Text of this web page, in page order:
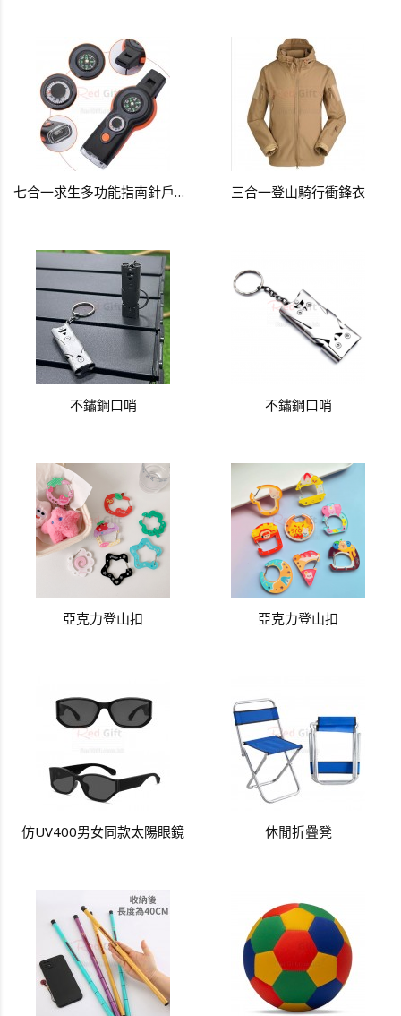
七合一求生多功能指南針戶外口哨 三合一登山騎行衝鋒衣
不鏽鋼口哨 不鏽鋼口哨
亞克力登山扣 亞克力登山扣
仿UV400男女同款太陽眼鏡 休閒折疊凳